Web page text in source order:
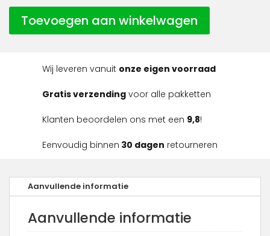
Toevoegen aan winkelwagen
Wij leveren vanuit onze eigen voorraad
Gratis verzending voor alle pakketten
Klanten beoordelen ons met een 9,8!
Eenvoudig binnen 30 dagen retourneren
Aanvullende informatie
Aanvullende informatie